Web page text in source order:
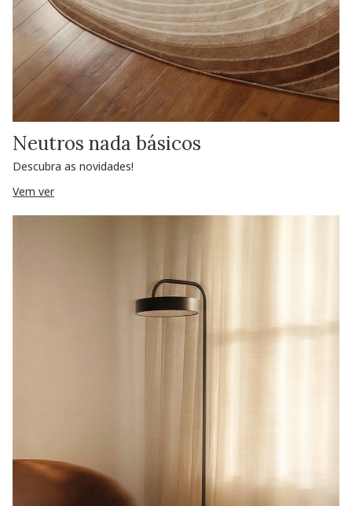
Neutros nada básicos
Descubra as novidades!
Vem ver